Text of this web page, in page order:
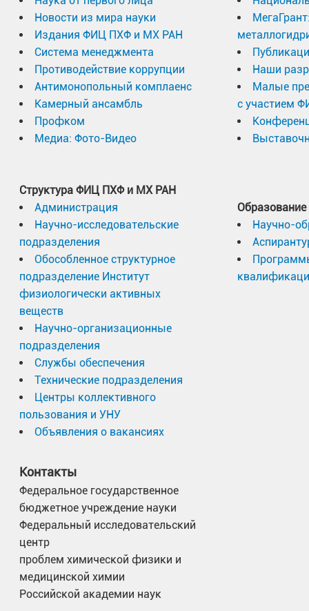
Новости из мира науки
Издания ФИЦ ПХФ и МХ РАН
Система менеджмента
Противодействие коррупции
Антимонопольный комплаенс
Камерный ансамбль
Профком
Медиа: Фото-Видео
Структура ФИЦ ПХФ и МХ РАН
Администрация
Научно-исследовательские
подразделения
Обособленное структурное
подразделение Институт
физиологически активных
веществ
Научно-организационные
подразделения
Службы обеспечения
Технические подразделения
Центры коллективного
пользования и УНУ
Объявления о вакансиях
Наши
Малые
с участием
Образование
Научно-
Контакты
Федеральное государственное
бюджетное учреждение науки
Федеральный исследовательский
центр
проблем химической физики и
медицинской химии
Российской академии наук